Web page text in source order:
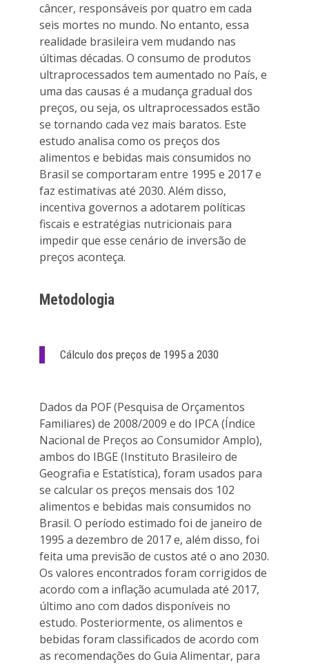
câncer, responsáveis por quatro em cada
seis mortes no mundo. No entanto, essa
realidade brasileira vem mudando nas
últimas décadas. O consumo de produtos
ultraprocessados tem aumentado no País, e
uma das causas é a mudança gradual dos
preços, ou seja, os ultraprocessados estão
se tornando cada vez mais baratos. Este
estudo analisa como os preços dos
alimentos e bebidas mais consumidos no
Brasil se comportaram entre 1995 e 2017 e
faz estimativas até 2030. Além disso,
incentiva governos a adotarem políticas
fiscais e estratégias nutricionais para
impedir que esse cenário de inversão de
preços aconteça.
Metodologia
Cálculo dos preços de 1995 a 2030
Dados da POF (Pesquisa de Orçamentos
Familiares) de 2008/2009 e do IPCA (Índice
Nacional de Preços ao Consumidor Amplo),
ambos do IBGE (Instituto Brasileiro de
Geografia e Estatística), foram usados para
se calcular os preços mensais dos 102
alimentos e bebidas mais consumidos no
Brasil. O período estimado foi de janeiro de
1995 a dezembro de 2017 e, além disso, foi
feita uma previsão de custos até o ano 2030.
Os valores encontrados foram corrigidos de
acordo com a inflação acumulada até 2017,
último ano com dados disponíveis no
estudo. Posteriormente, os alimentos e
bebidas foram classificados de acordo com
as recomendações do Guia Alimentar, para